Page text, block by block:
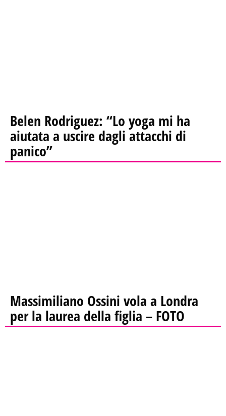
Belen Rodriguez: “Lo yoga mi ha
aiutata a uscire dagli attacchi di
panico”
Massimiliano Ossini vola a Londra
per la laurea della figlia – FOTO